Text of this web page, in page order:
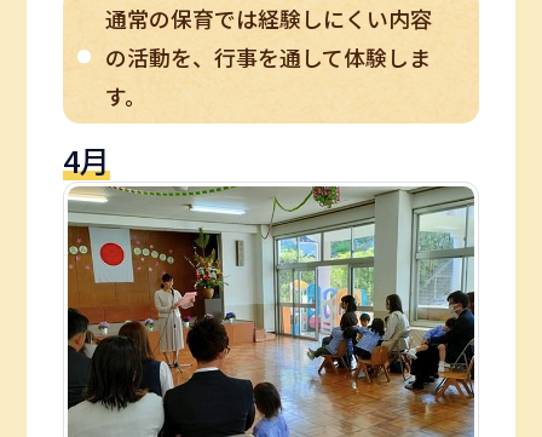
通常の保育では経験しにくい内容
の活動を、行事を通して体験しま
す。
4月